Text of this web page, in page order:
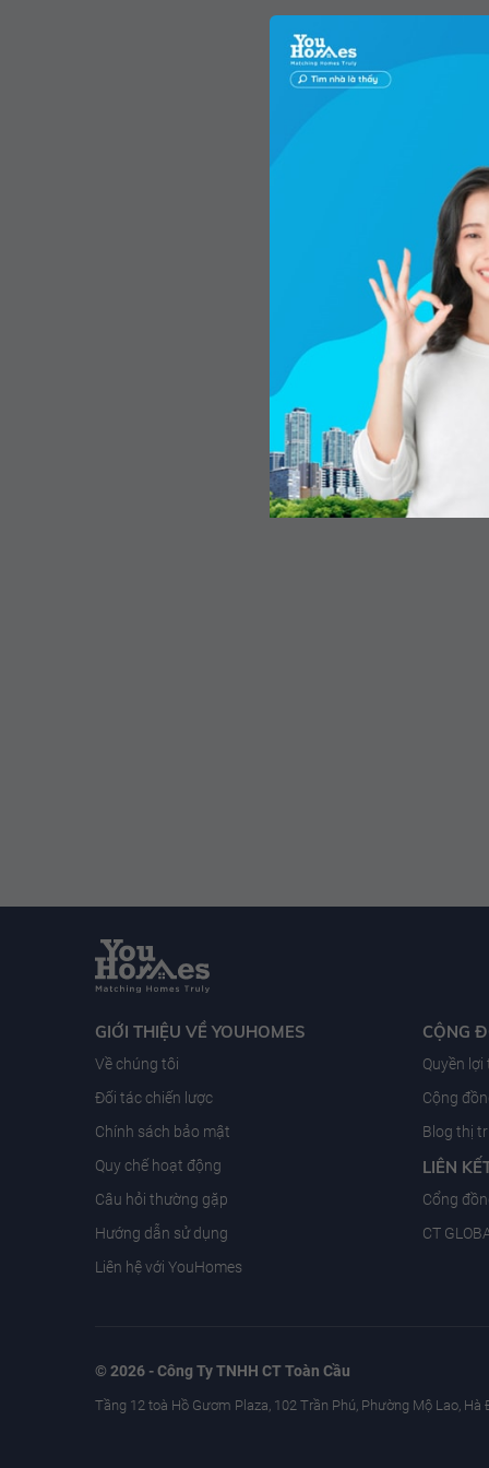
GIỚI THIỆU VỀ YOUHOMES
Về chúng tôi
Đối tác chiến lược
Chính sách bảo mật
Quy chế hoạt động
Câu hỏi thường gặp
Hướng dẫn sử dụng
Liên hệ với YouHomes
CỘNG
Quyền
Cộng
Blog thị
LIÊN
Cổng
CT
© 2026 - Công Ty TNHH CT Toàn Cầu
Tầng 12 toà Hồ Gươm Plaza, 102 Trần Phú, Phường Mộ Lao, Hà